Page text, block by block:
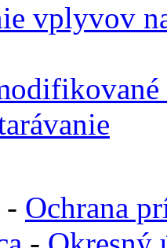
vplyvov
- Ochrana